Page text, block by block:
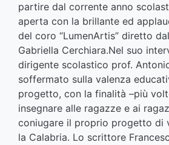
partire dal corrente anno
aperta con la brillante ed
del coro “LumenArtis” diretto
Gabriella Cerchiara.Nel suo
dirigente scolastico prof.
soffermato sulla valenza
progetto, con la finalità –più
insegnare alle ragazze e ai
coniugare il proprio progetto di
la Calabria. Lo scrittore